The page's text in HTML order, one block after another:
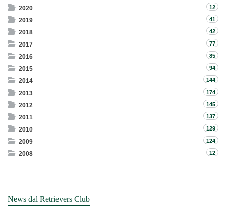
2020 12
2019 41
2018 42
2017 77
2016 85
2015 94
2014 144
2013 174
2012 145
2011 137
2010 129
2009 124
2008 12
News dal Retrievers Club